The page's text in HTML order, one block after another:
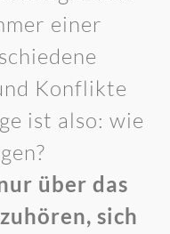
einer
Konflikte
ist also: wie
über das
sich